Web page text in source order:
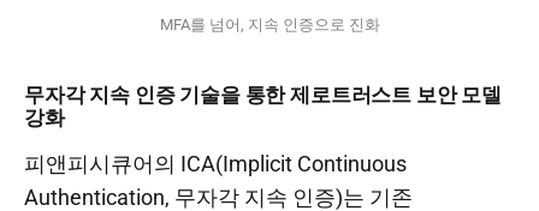
MFA를 넘어, 지속 인증으로 진화
무자각 지속 인증 기술을 통한 제로트러스트 보안 모델
강화
피앤피시큐어의 ICA(Implicit Continuous
Authentication, 무자각 지속 인증)는 기존